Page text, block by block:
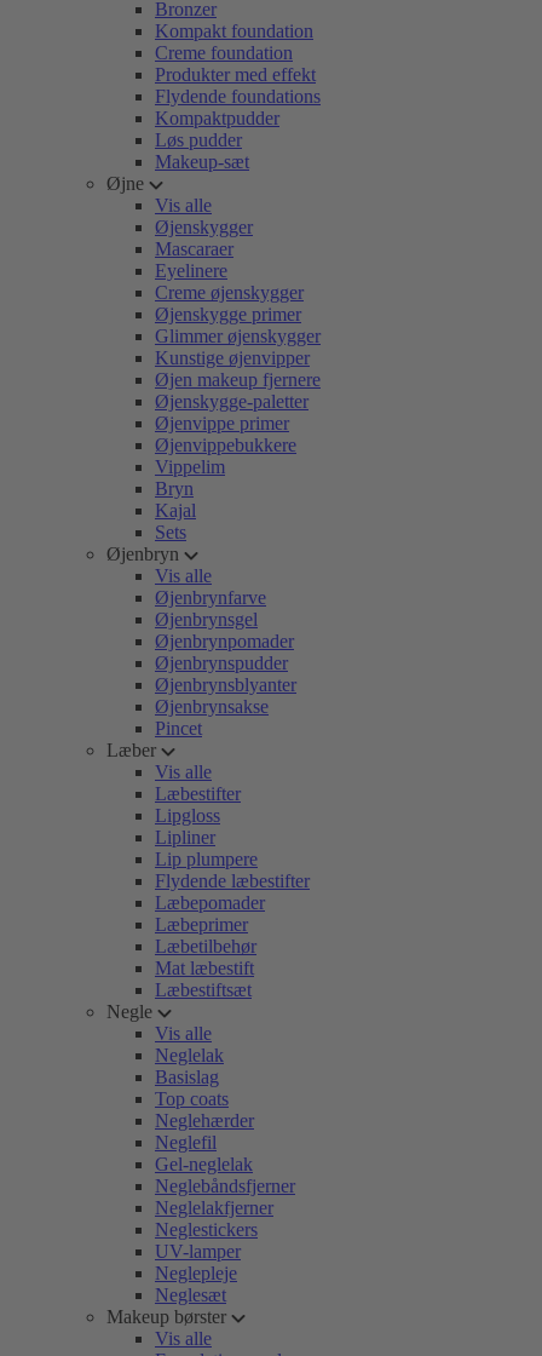
Bronzer
Kompakt foundation
Creme foundation
Produkter med effekt
Flydende foundations
Kompaktpudder
Løs pudder
Makeup-sæt
Øjne
Vis alle
Øjenskygger
Mascaraer
Eyelinere
Creme øjenskygger
Øjenskygge primer
Glimmer øjenskygger
Kunstige øjenvipper
Øjen makeup fjernere
Øjenskygge-paletter
Øjenvippe primer
Øjenvippebukkere
Vippelim
Bryn
Kajal
Sets
Øjenbryn
Vis alle
Øjenbrynfarve
Øjenbrynsgel
Øjenbrynpomader
Øjenbrynspudder
Øjenbrynsblyanter
Øjenbrynsakse
Pincet
Læber
Vis alle
Læbestifter
Lipgloss
Lipliner
Lip plumpere
Flydende læbestifter
Læbepomader
Læbeprimer
Læbetilbehør
Mat læbestift
Læbestiftsæt
Negle
Vis alle
Neglelak
Basislag
Top coats
Neglehærder
Neglefil
Gel-neglelak
Neglebåndsfjerner
Neglelakfjerner
Neglestickers
UV-lamper
Neglepleje
Neglesæt
Makeup børster
Vis alle